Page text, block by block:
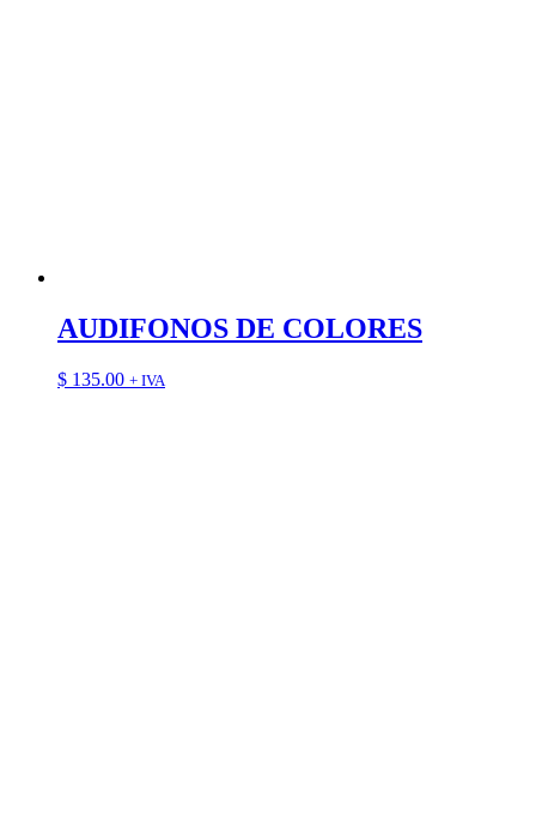
AUDIFONOS DE COLORES
$ 135.00 + IVA